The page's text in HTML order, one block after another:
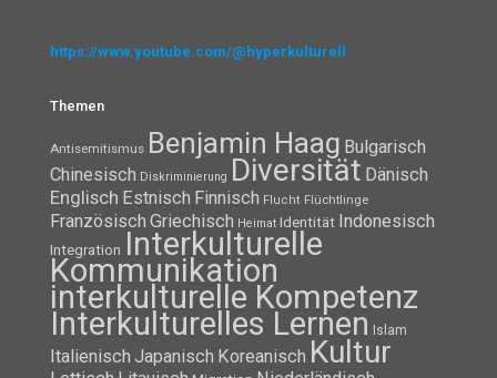
https://www.youtube.com/@hyperkulturell
Themen
Antisemitismus Benjamin Haag Bulgarisch
Chinesisch Diskriminierung Diversität Dänisch
Englisch Estnisch Finnisch Flucht Flüchtlinge
Französisch Griechisch Heimat Identität Indonesisch
Integration Interkulturelle
Kommunikation
interkulturelle Kompetenz
Interkulturelles Lernen Islam
Italienisch Japanisch Koreanisch Kultur